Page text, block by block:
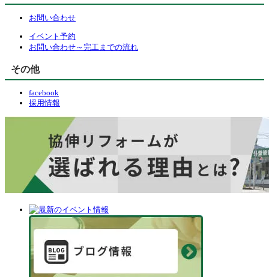
お問い合わせ
イベント予約
お問い合わせ～完工までの流れ
その他
facebook
採用情報